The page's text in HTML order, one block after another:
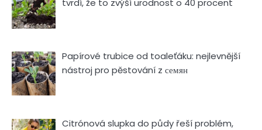
tvrdí, že to zvýší urodnost o 40 procent
Papírové trubice od toaleťáku: nejlevnější
nástroj pro pěstování z семян
Citrónová slupka do půdy řeší problém,